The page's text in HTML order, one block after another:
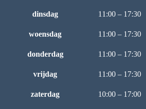
dinsdag 11:00 – 17:30
woensdag 11:00 – 17:30
donderdag 11:00 – 17:30
vrijdag 11:00 – 17:30
zaterdag 10:00 – 17:00